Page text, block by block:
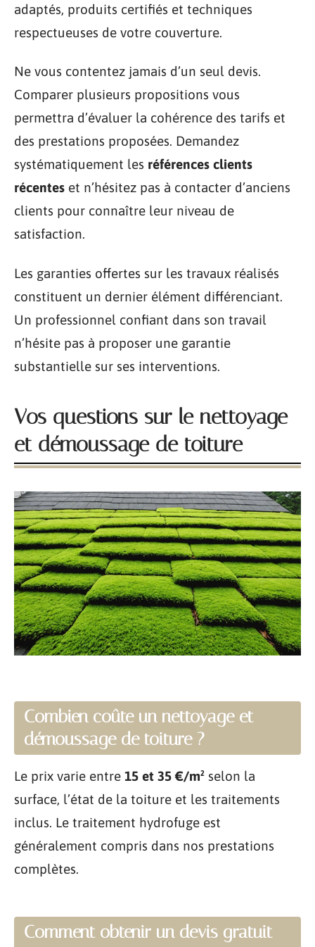
adaptés, produits certifiés et techniques
respectueuses de votre couverture.
Ne vous contentez jamais d’un seul devis.
Comparer plusieurs propositions vous
permettra d’évaluer la cohérence des tarifs et
des prestations proposées. Demandez
systématiquement les références clients
récentes et n’hésitez pas à contacter d’anciens
clients pour connaître leur niveau de
satisfaction.
Les garanties offertes sur les travaux réalisés
constituent un dernier élément différenciant.
Un professionnel confiant dans son travail
n’hésite pas à proposer une garantie
substantielle sur ses interventions.
Vos questions sur le nettoyage
et démoussage de toiture
Combien coûte un nettoyage et
démoussage de toiture ?
Le prix varie entre 15 et 35 €/m² selon la
surface, l’état de la toiture et les traitements
inclus. Le traitement hydrofuge est
généralement compris dans nos prestations
complètes.
Comment obtenir un devis gratuit